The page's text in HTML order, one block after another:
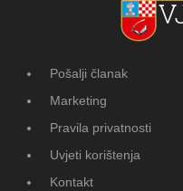
Pošalji članak
Marketing
Pravila privatnosti
Uvjeti korištenja
Kontakt